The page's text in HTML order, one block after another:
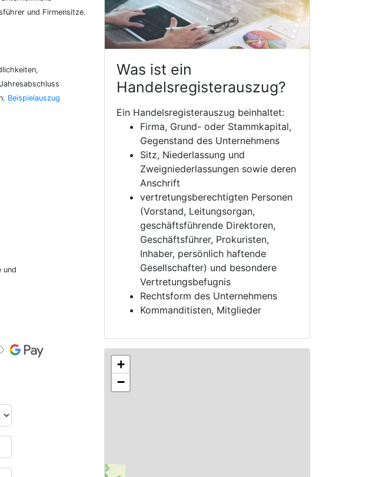
und Firmensitze.
Beispielauszug
und
Was ist ein
Handelsregisterauszug?
Ein Handelsregisterauszug beinhaltet:
Firma, Grund- oder Stammkapital,
Gegenstand des Unternehmens
Sitz, Niederlassung und
Zweigniederlassungen sowie deren
Anschrift
vertretungsberechtigten Personen
(Vorstand, Leitungsorgan,
geschäftsführende Direktoren,
Geschäftsführer, Prokuristen,
Inhaber, persönlich haftende
Gesellschafter) und besondere
Vertretungsbefugnis
Rechtsform des Unternehmens
Kommanditisten, Mitglieder
+
−